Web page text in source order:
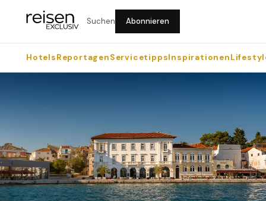
Suchen Abonnieren
HotelsReportagenServicetippsInspirationen